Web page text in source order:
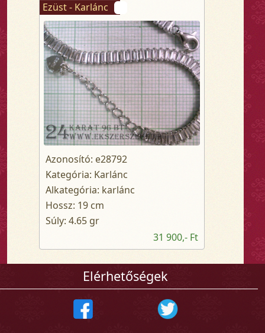
Ezüst - Karlánc
Azonosító: e28792
Kategória: Karlánc
Alkategória: karlánc
Hossz: 19 cm
Súly: 4.65 gr
31 900,- Ft
Elérhetőségek